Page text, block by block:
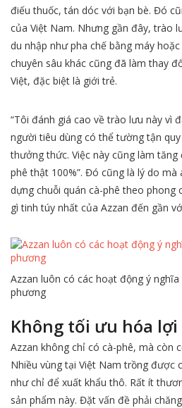
điếu thuốc, tán dóc với bạn bè. Đó
của Việt Nam. Nhưng gần đây, trào
du nhập như pha chế bằng máy
chuyên sâu khác cũng đã làm thay
Việt, đặc biệt là giới trẻ.
“Tôi đánh giá cao về trào lưu này vì
người tiêu dùng có thể tường tận
thưởng thức. Việc này cũng làm tăng
phê thật 100%”. Đó cũng là lý do mà
dựng chuỗi quán cà-phê theo phong
gì tinh túy nhất của Azzan đến gần
Azzan luôn có các hoạt động ý
phương
Không tối ưu hóa
Azzan không chỉ có cà-phê, mà còn
Nhiều vùng tại Việt Nam trồng được
như chỉ để xuất khẩu thô. Rất ít
sản phẩm này. Đặt vấn đề phải